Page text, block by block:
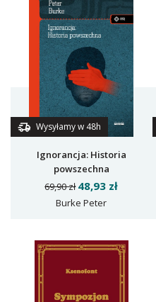
Wysyłamy w 48h
Ignorancja: Historia
powszechna
69,90 zł 48,93 zł
Burke Peter